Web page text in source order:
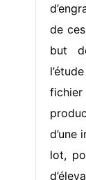
de
but
d’une
lot,